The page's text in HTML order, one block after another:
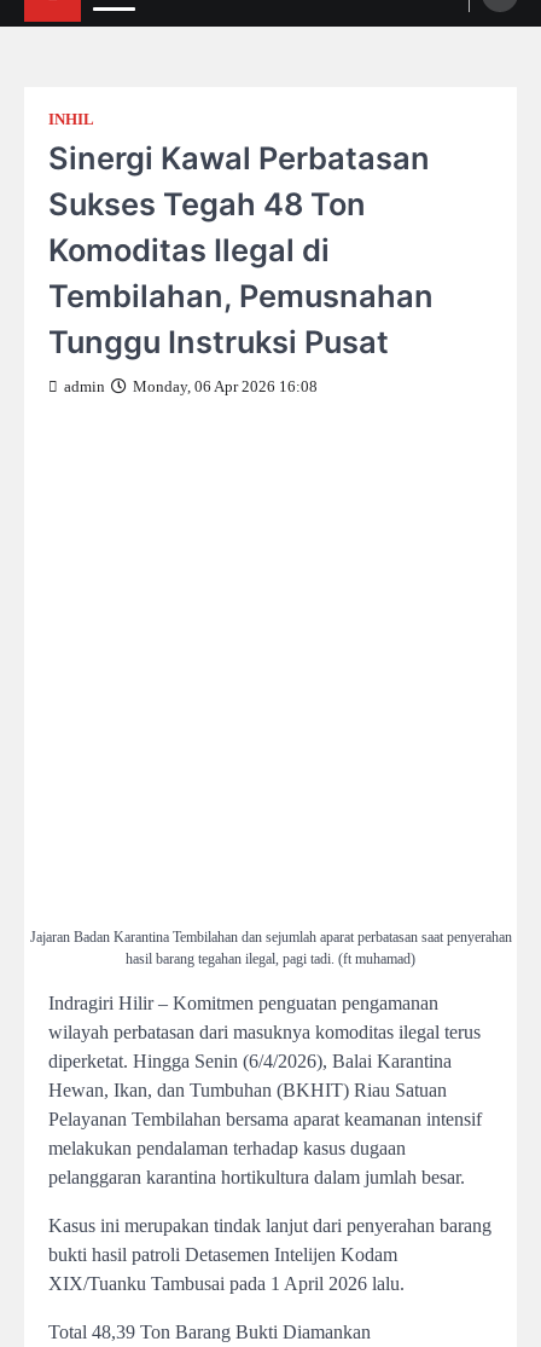
INHIL
Sinergi Kawal Perbatasan
Sukses Tegah 48 Ton
Komoditas Ilegal di
Tembilahan, Pemusnahan
Tunggu Instruksi Pusat
admin Monday, 06 Apr 2026 16:08
Jajaran Badan Karantina Tembilahan dan sejumlah aparat perbatasan saat penyerahan
hasil barang tegahan ilegal, pagi tadi. (ft muhamad)
Indragiri Hilir – Komitmen penguatan pengamanan
wilayah perbatasan dari masuknya komoditas ilegal terus
diperketat. Hingga Senin (6/4/2026), Balai Karantina
Hewan, Ikan, dan Tumbuhan (BKHIT) Riau Satuan
Pelayanan Tembilahan bersama aparat keamanan intensif
melakukan pendalaman terhadap kasus dugaan
pelanggaran karantina hortikultura dalam jumlah besar.
Kasus ini merupakan tindak lanjut dari penyerahan barang
bukti hasil patroli Detasemen Intelijen Kodam
XIX/Tuanku Tambusai pada 1 April 2026 lalu.
Total 48,39 Ton Barang Bukti Diamankan